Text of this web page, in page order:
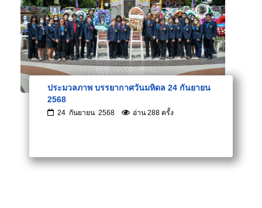
ประมวลภาพ บรรยากาศวันมหิดล 24 กันยายน
2568
24 กันยายน 2568 อ่าน 288 ครั้ง